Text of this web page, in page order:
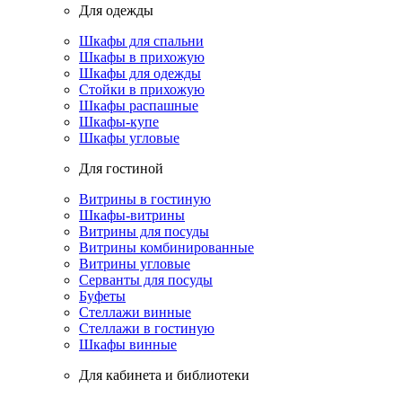
Для одежды
Шкафы для спальни
Шкафы в прихожую
Шкафы для одежды
Стойки в прихожую
Шкафы распашные
Шкафы-купе
Шкафы угловые
Для гостиной
Витрины в гостиную
Шкафы-витрины
Витрины для посуды
Витрины комбинированные
Витрины угловые
Серванты для посуды
Буфеты
Стеллажи винные
Стеллажи в гостиную
Шкафы винные
Для кабинета и библиотеки